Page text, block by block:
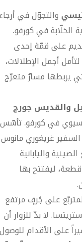
والتجوّل في
الخلّابة في كورفو.
على قمّة إحدى
أجمل الإطلالات،
يربطها مسارٌ متعرّج
والقديس جورج
في كورفو. تأسّس
عندما قدّم السفير غريغوري مانوس
واليابانية
المميزة التي يوازي عددها 10500 قطعة، ليفتتح بها
على جُرفٍ مرتفع
لا بدّ للزوار أن
على الأقدام للوصول